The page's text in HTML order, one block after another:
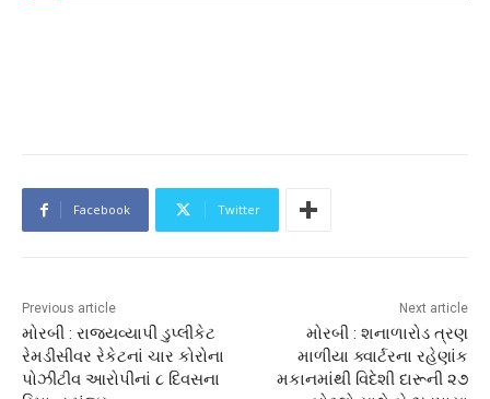
Facebook Twitter
Previous article
મોરબી : રાજ્યવ્યાપી ડુપ્લીકેટ
રેમડીસીવર રેકેટનાં ચાર કોરોના
પોઝીટીવ આરોપીનાં ૮ દિવસના
Next article
મોરબી : શનાળારોડ ત્રણ
માળીયા ક્વાર્ટરના રહેણાંક
મકાનમાંથી વિદેશી દારૂની ૨૭